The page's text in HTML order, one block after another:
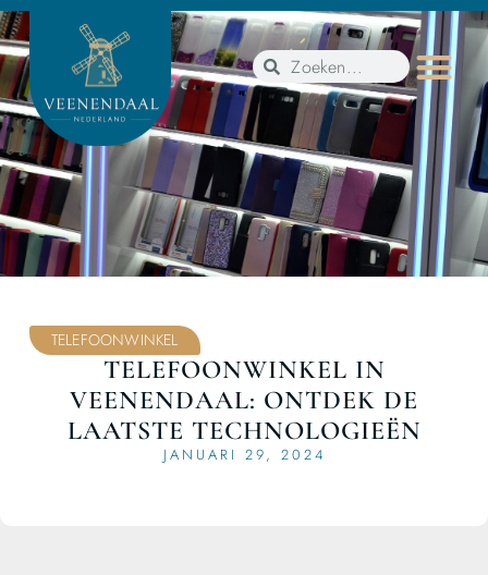
TELEFOONWINKEL
TELEFOONWINKEL IN
VEENENDAAL: ONTDEK DE
LAATSTE TECHNOLOGIEËN
JANUARI 29, 2024